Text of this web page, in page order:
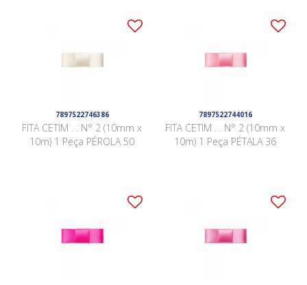
7897522746386
FITA CETIM . . N° 2 (10mm x
10m) 1 Peça PÉROLA 50
7897522744016
FITA CETIM . . N° 2 (10mm x
10m) 1 Peça PÉTALA 36